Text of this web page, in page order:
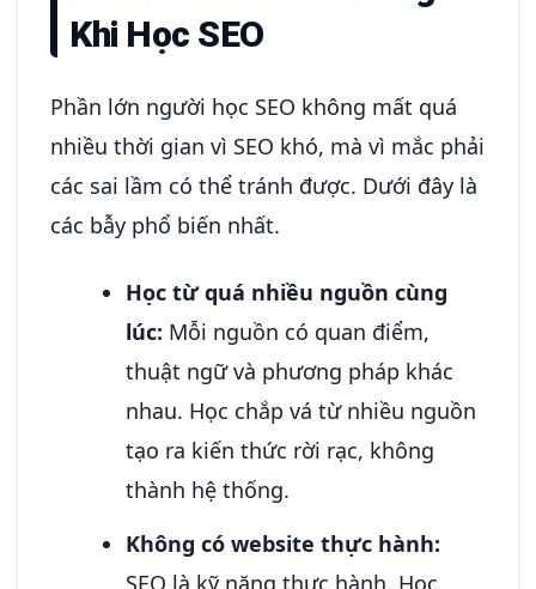
Khi Học SEO
Phần lớn người học SEO không mất quá
nhiều thời gian vì SEO khó, mà vì mắc phải
các sai lầm có thể tránh được. Dưới đây là
các bẫy phổ biến nhất.
Học từ quá nhiều nguồn cùng
lúc: Mỗi nguồn có quan điểm,
thuật ngữ và phương pháp khác
nhau. Học chắp vá từ nhiều nguồn
tạo ra kiến thức rời rạc, không
thành hệ thống.
Không có website thực hành:
SEO là kỹ năng thực hành. Học